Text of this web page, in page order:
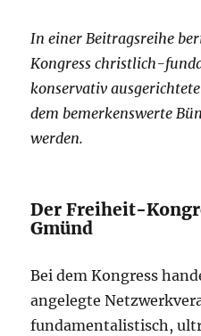
In einer Beitragsreihe
Kongress christlich-
konservativ
dem bemerkenswerte
werden.
Der Freiheit-
Gmünd
Bei dem Kongress
angelegte
fundamentalistisch,